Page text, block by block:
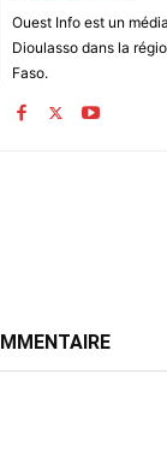
Ouest Info est un
Dioulasso dans la
Faso.